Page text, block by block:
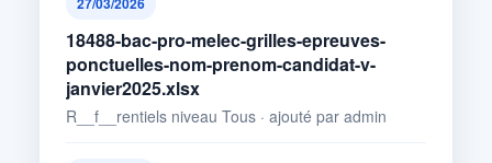
18488-bac-pro-melec-grilles-epreuves-
ponctuelles-nom-prenom-candidat-v-
janvier2025.xlsx
R__f__rentiels niveau Tous · ajouté par admin